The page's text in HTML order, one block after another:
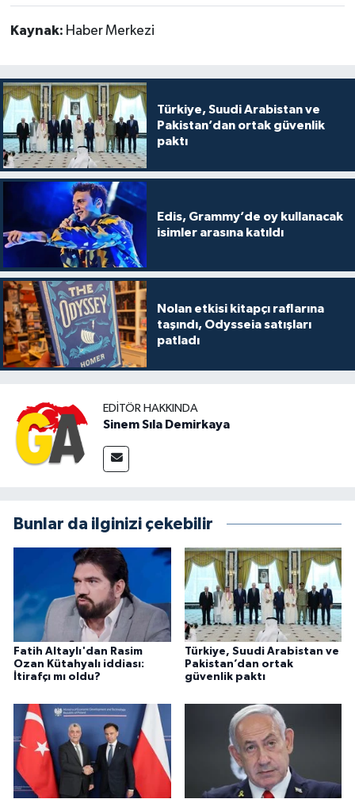
Kaynak: Haber Merkezi
Türkiye, Suudi Arabistan ve
Pakistan’dan ortak güvenlik
paktı
Edis, Grammy’de oy kullanacak
isimler arasına katıldı
Nolan etkisi kitapçı raflarına
taşındı, Odysseia satışları
patladı
EDITÖR HAKKINDA
Sinem Sıla Demirkaya
Bunlar da ilginizi çekebilir
Fatih Altaylı'dan Rasim
Ozan Kütahyalı iddiası:
İtirafçı mı oldu?
Türkiye, Suudi Arabistan ve
Pakistan’dan ortak
güvenlik paktı